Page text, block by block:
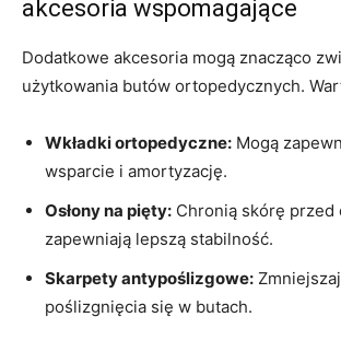
akcesoria wspomagające
Dodatkowe akcesoria mogą znacząco
użytkowania butów ortopedycznych.
Wkładki ortopedyczne: Mogą
wsparcie i amortyzację.
Osłony na pięty: Chronią skórę przed
zapewniają lepszą stabilność.
Skarpety antypoślizgowe:
poślizgnięcia się w butach.